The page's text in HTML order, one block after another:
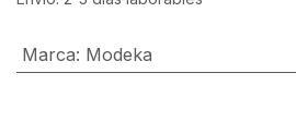
Marca: Modeka